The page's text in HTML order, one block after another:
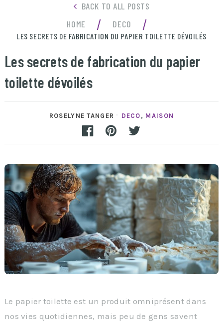
BACK TO ALL POSTS
HOME
/ DECO /
LES SECRETS DE FABRICATION DU PAPIER TOILETTE DÉVOILÉS
Les secrets de fabrication du papier
toilette dévoilés
ROSELYNE TANGER DECO , MAISON
Le papier toilette est un produit omniprésent dans
nos vies quotidiennes, mais peu de gens savent